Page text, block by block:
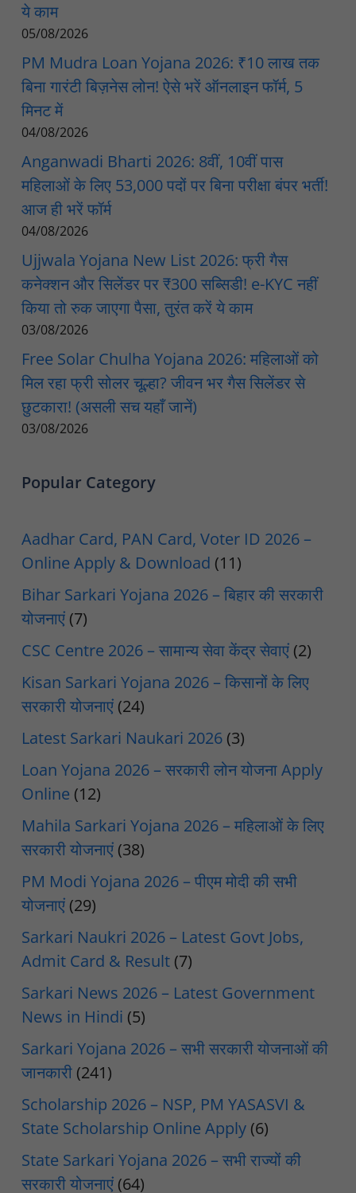
ये काम
05/08/2026
PM Mudra Loan Yojana 2026: ₹10 लाख तक
बिना गारंटी बिज़नेस लोन! ऐसे भरें ऑनलाइन फॉर्म, 5
मिनट में
04/08/2026
Anganwadi Bharti 2026: 8वीं, 10वीं पास
महिलाओं के लिए 53,000 पदों पर बिना परीक्षा बंपर भर्ती!
आज ही भरें फॉर्म
04/08/2026
Ujjwala Yojana New List 2026: फ्री गैस
कनेक्शन और सिलेंडर पर ₹300 सब्सिडी! e-KYC नहीं
किया तो रुक जाएगा पैसा, तुरंत करें ये काम
03/08/2026
Free Solar Chulha Yojana 2026: महिलाओं को
मिल रहा फ्री सोलर चूल्हा? जीवन भर गैस सिलेंडर से
छुटकारा! (असली सच यहाँ जानें)
03/08/2026
Popular Category
Aadhar Card, PAN Card, Voter ID 2026 –
Online Apply & Download (11)
Bihar Sarkari Yojana 2026 – बिहार की सरकारी
योजनाएं (7)
CSC Centre 2026 – सामान्य सेवा केंद्र सेवाएं (2)
Kisan Sarkari Yojana 2026 – किसानों के लिए
सरकारी योजनाएं (24)
Latest Sarkari Naukari 2026 (3)
Loan Yojana 2026 – सरकारी लोन योजना Apply
Online (12)
Mahila Sarkari Yojana 2026 – महिलाओं के लिए
सरकारी योजनाएं (38)
PM Modi Yojana 2026 – पीएम मोदी की सभी
योजनाएं (29)
Sarkari Naukri 2026 – Latest Govt Jobs,
Admit Card & Result (7)
Sarkari News 2026 – Latest Government
News in Hindi (5)
Sarkari Yojana 2026 – सभी सरकारी योजनाओं की
जानकारी (241)
Scholarship 2026 – NSP, PM YASASVI &
State Scholarship Online Apply (6)
State Sarkari Yojana 2026 – सभी राज्यों की
सरकारी योजनाएं (64)